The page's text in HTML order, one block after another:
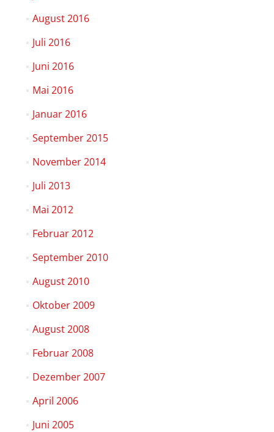
August 2016
Juli 2016
Juni 2016
Mai 2016
Januar 2016
September 2015
November 2014
Juli 2013
Mai 2012
Februar 2012
September 2010
August 2010
Oktober 2009
August 2008
Februar 2008
Dezember 2007
April 2006
Juni 2005